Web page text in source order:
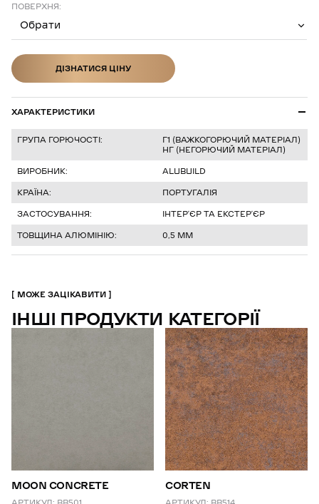
ПОВЕРХНЯ:
Обрати
ДІЗНАТИСЯ ЦІНУ
ХАРАКТЕРИСТИКИ
ГРУПА ГОРЮЧОСТІ:
Г1 (ВАЖКОГОРЮЧИЙ МАТЕРІАЛ)
НГ (НЕГОРЮЧИЙ МАТЕРІАЛ)
ВИРОБНИК:
ALUBUILD
КРАЇНА:
ПОРТУГАЛІЯ
ЗАСТОСУВАННЯ:
ІНТЕРʼЄР ТА ЕКСТЕРʼЄР
ТОВЩИНА АЛЮМІНІЮ:
0,5 ММ
МОЖЕ ЗАЦІКАВИТИ
ІНШІ ПРОДУКТИ КАТЕГОРІЇ
MOON CONCRETE CORTEN